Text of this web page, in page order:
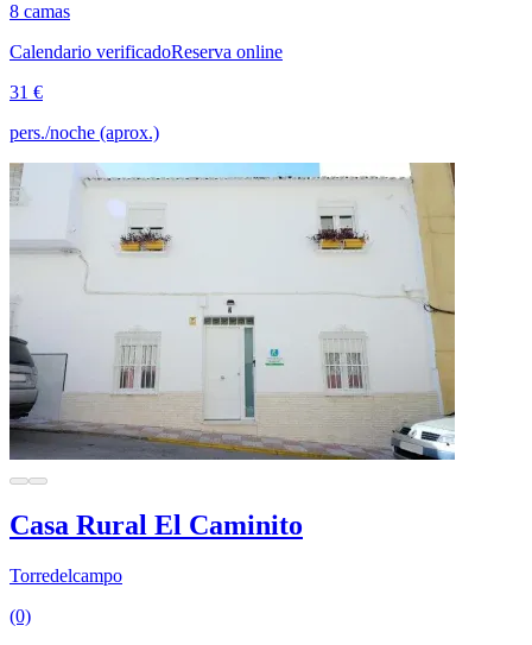
8 camas
Calendario verificadoReserva online
31 €
pers./noche (aprox.)
Casa Rural El Caminito
Torredelcampo
(0)